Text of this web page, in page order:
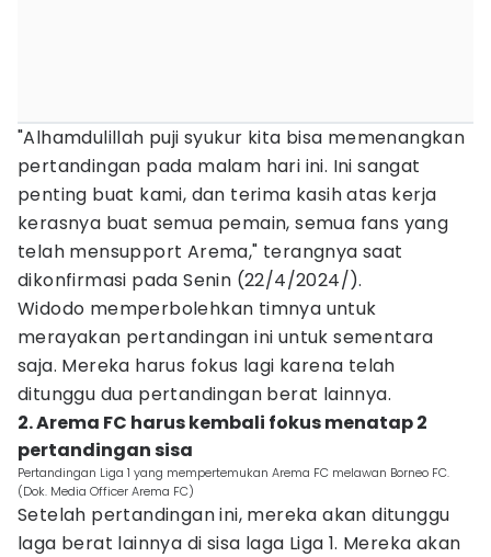
"Alhamdulillah puji syukur kita bisa memenangkan
pertandingan pada malam hari ini. Ini sangat
penting buat kami, dan terima kasih atas kerja
kerasnya buat semua pemain, semua fans yang
telah mensupport Arema," terangnya saat
dikonfirmasi pada Senin (22/4/2024/).
Widodo memperbolehkan timnya untuk
merayakan pertandingan ini untuk sementara
saja. Mereka harus fokus lagi karena telah
ditunggu dua pertandingan berat lainnya.
2. Arema FC harus kembali fokus menatap 2
pertandingan sisa
Pertandingan Liga 1 yang mempertemukan Arema FC melawan Borneo FC.
(Dok. Media Officer Arema FC)
Setelah pertandingan ini, mereka akan ditunggu
laga berat lainnya di sisa laga Liga 1. Mereka akan